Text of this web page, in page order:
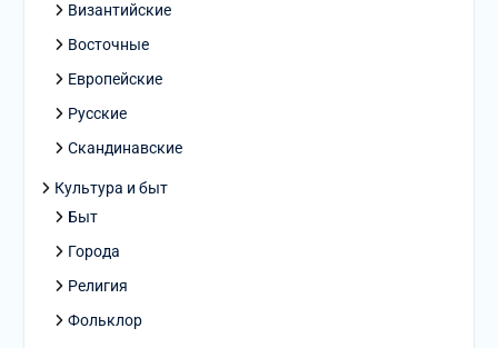
Византийские
Восточные
Европейские
Русские
Скандинавские
Культура и быт
Быт
Города
Религия
Фольклор